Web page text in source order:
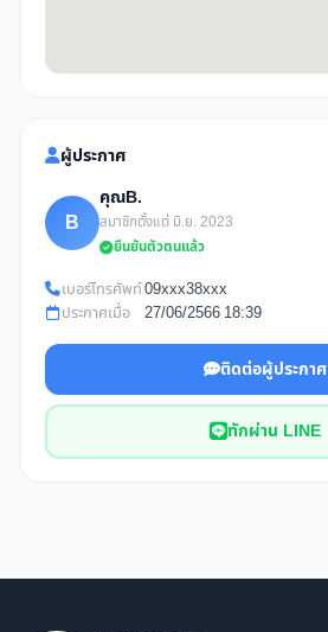
ผู้ประกาศ
B
คุณB.
สมาชิกตั้งแต่ มิ.ย. 2023
ยืนยันตัวตนแล้ว
เบอร์โทรศัพท์09xxx38xxx
ประกาศเมื่อ
27/06/2566 18:39
ติดต่อผู้ประกาศ
ทักผ่าน LINE